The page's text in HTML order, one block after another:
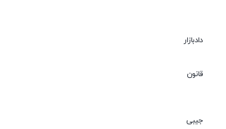
دادبازار
قانون
جیبی